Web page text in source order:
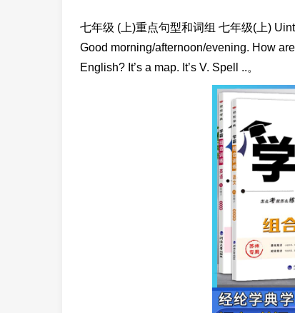
七年级 (上)重点句型和词组 七年级(上)
Good morning/afternoon/evening. How
English? It’s a map. It’s V. Spell ..。